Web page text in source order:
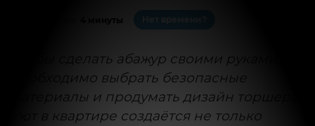
4 минуты
Чтобы сделать абажур своими руками,
необходимо выбрать безопасные
материалы и продумать дизайн торшера.
Уют в квартире создаётся не только